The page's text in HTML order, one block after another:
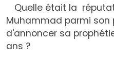
Quelle était la
Muhammad parmi son
d'annoncer sa
ans ?